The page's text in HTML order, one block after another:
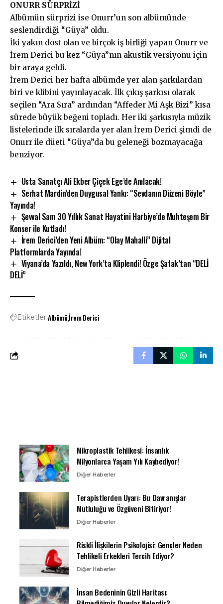
ONURR SÜRPRİZİ
Albümün sürprizi ise Onurr’un son albümünde
seslendirdiği “Güya” oldu.
İki yakın dost olan ve birçok iş birliği yapan Onurr ve
İrem Derici bu kez “Güya”nın akustik versiyonu için
bir araya geldi.
İrem Derici her hafta albümde yer alan şarkılardan
biri ve klibini yayınlayacak. İlk çıkış şarkısı olarak
seçilen “Ara Sıra” ardından “Affeder Mi Aşk Bizi” kısa
sürede büyük beğeni topladı. Her iki şarkısıyla müzik
listelerinde ilk sıralarda yer alan İrem Derici şimdi de
Onurr ile düeti “Güya”da bu geleneği bozmayacağa
benziyor.
Usta Sanatçı Ali Ekber Çiçek Ege’de Anılacak!
Serhat Mardin’den Duygusal Yankı: “Sevdanın Düzeni Böyle”
Yayında!
Şevval Sam 30 Yıllık Sanat Hayatini Harbiye’de Muhteşem Bir
Konser ile Kutladı!
İrem Derici’den Yeni Albüm: “Olay Mahalli” Dijital
Platformlarda Yayında!
Viyana’da Yazıldı, New York’ta Kliplendi! Özge Şafak’tan “DELİ
DELİ”
EtiketlerAlbümüİrem Derici
Mikroplastik Tehlikesi: İnsanlık
Milyonlarca Yaşam Yılı Kaybediyor!
Diğer Haberler
Terapistlerden Uyarı: Bu Davranışlar
Mutluluğu ve Özgüveni Bitiriyor!
Diğer Haberler
Riskli İlişkilerin Psikolojisi: Gençler Neden
Tehlikeli Erkekleri Tercih Ediyor?
Diğer Haberler
İnsan Bedeninin Gizli Haritası: